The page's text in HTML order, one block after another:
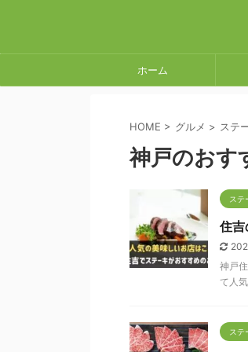
ホーム
HOME > グルメ > ステ
神戸のおす
ステ
住
神戸
て人
ステ